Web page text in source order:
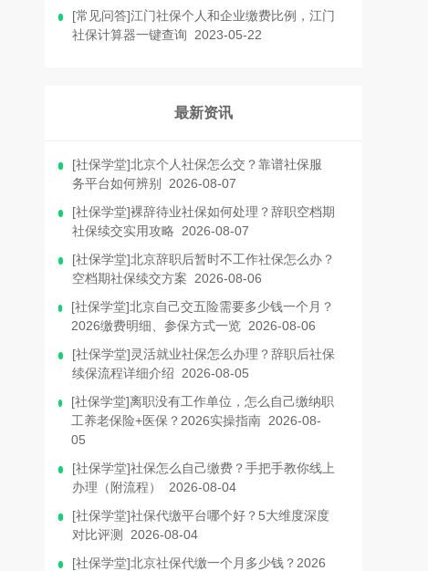
[常见问答]江门社保个人和企业缴费比例，江门
社保计算器一键查询 2023-05-22
最新资讯
[社保学堂]北京个人社保怎么交？靠谱社保服
务平台如何辨别 2026-08-07
[社保学堂]裸辞待业社保如何处理？辞职空档期
社保续交实用攻略 2026-08-07
[社保学堂]北京辞职后暂时不工作社保怎么办？
空档期社保续交方案 2026-08-06
[社保学堂]北京自己交五险需要多少钱一个月？
2026缴费明细、参保方式一览 2026-08-06
[社保学堂]灵活就业社保怎么办理？辞职后社保
续保流程详细介绍 2026-08-05
[社保学堂]离职没有工作单位，怎么自己缴纳职
工养老保险+医保？2026实操指南 2026-08-
05
[社保学堂]社保怎么自己缴费？手把手教你线上
办理（附流程） 2026-08-04
[社保学堂]社保代缴平台哪个好？5大维度深度
对比评测 2026-08-04
[社保学堂]北京社保代缴一个月多少钱？2026